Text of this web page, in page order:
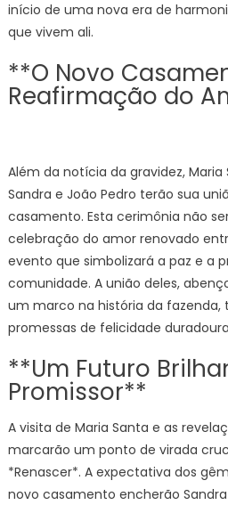
início de uma nova era de
que vivem ali.
**O Novo
Reafirmação do
Além da notícia da gravidez,
Sandra e João Pedro terão sua
casamento. Esta cerimônia não
celebração do amor renovado
evento que simbolizará a paz e a
comunidade. A união deles,
um marco na história da fazenda,
promessas de felicidade
**Um Futuro
Promissor**
A visita de Maria Santa e as
marcarão um ponto de virada
*Renascer*. A expectativa dos
novo casamento encherão